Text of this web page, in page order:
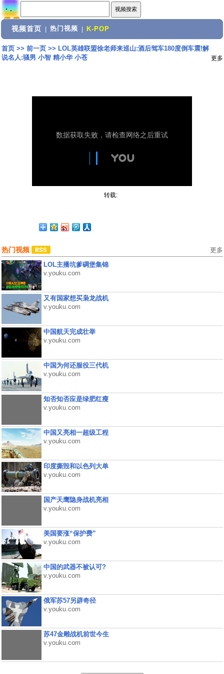
视频首页 热门视频 K-POP
首页>> 前一页>> LOL英雄联盟徐老师来巡山:酒后驾车180度倒车震!解
说名人:骚男 小智 精小华 小苍
更多
转载:
热门视频 更多
LOL主播坑爹碉堡集锦
v.youku.com
又有国家想买枭龙战机
v.youku.com
中国航天完成壮举
v.youku.com
中国为何还服役三代机
v.youku.com
知否知否应是绿肥红瘦
v.youku.com
中国又亮相一超级工程
v.youku.com
印度撕毁和以色列大单
v.youku.com
国产天鹰隐身战机亮相
v.youku.com
美国要涨“保护费”
v.youku.com
中国的武器不被认可?
v.youku.com
俄军苏57另辟奇径
v.youku.com
苏47金雕战机前世今生
v.youku.com